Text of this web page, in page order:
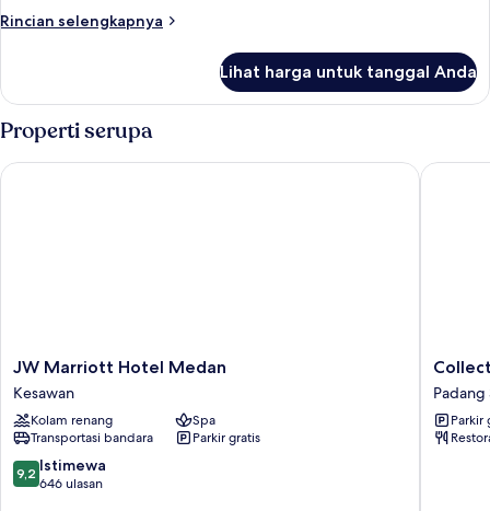
Rincian selengkapnya
Rincian
Kamar
Eksekutif
Lihat harga untuk tanggal Anda
Properti serupa
JW
Marriott
Hotel
Medan
Kesawan
JW Marriott Hotel Medan
Kesawan
Kolam renang
Spa
Transportasi bandara
Parkir gratis
9.2
dari
9,2 Istimewa
646 ulasan
JW Marriott Hotel Medan
O
91373
M
Hotel
Parkir